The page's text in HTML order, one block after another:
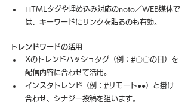
HTMLタグや埋め込み対応のnoto／WEB媒体で
は、キーワードにリンクを貼るのも有効。
トレンドワードの活用
Xのトレンドハッシュタグ（例：#〇〇の日）を
配信内容に合わせて活用。
インスタトレンド（例：#リモート●●）と掛け
合わせ、シナジー投稿を狙います。